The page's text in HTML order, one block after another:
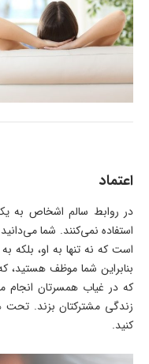
اعتماد
در روابط سالم اشخاص به
استفاده نمی‌کنند. شما
است که نه تنها به او، بلکه
بنابراین شما موظف هستید،
که در غیاب همسرتان
زندگی مشترکتان بزند. تحت
کنید.